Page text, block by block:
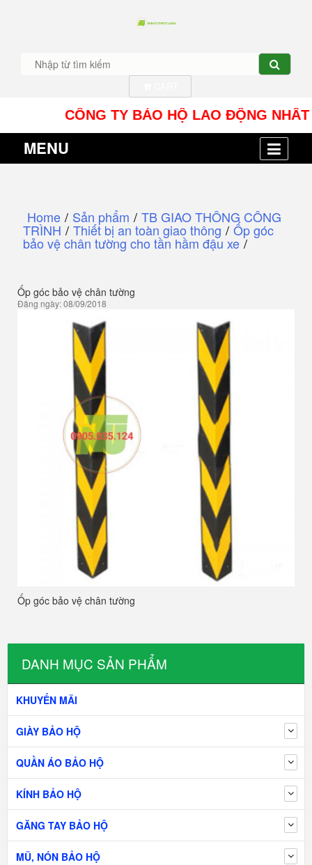
CÔNG TY BẢO HỘ LAO ĐỘNG
MENU
DANH MỤC SẢN PHẨM
KHUYẾN MÃI
GIÀY BẢO HỘ
QUẦN ÁO BẢO HỘ
KÍNH BẢO HỘ
GĂNG TAY BẢO HỘ
MŨ, NÓN BẢO HỘ
Home / Sản phẩm / TB GIAO THÔNG CÔNG
TRÌNH / Thiết bị an toàn giao thông / Ốp góc
bảo vệ chân tường cho tần hầm đậu xe /
Ốp góc bảo vệ chân tường
Đăng ngày: 08/09/2018
Ốp góc bảo vệ chân tường